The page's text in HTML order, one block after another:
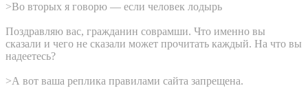
>Во вторых я говорю — если человек лодырь
Поздравляю вас, гражданин соврамши. Что именно вы
сказали и чего не сказали может прочитать каждый. На что вы
надеетесь?
>А вот ваша реплика правилами сайта запрещена.